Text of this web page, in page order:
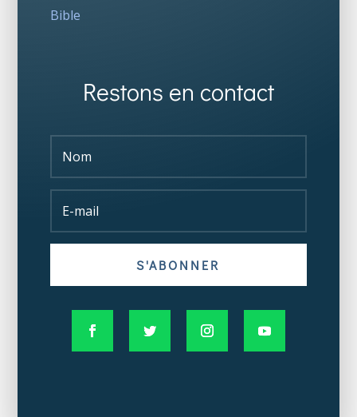
Bible
Restons en contact
S'ABONNER